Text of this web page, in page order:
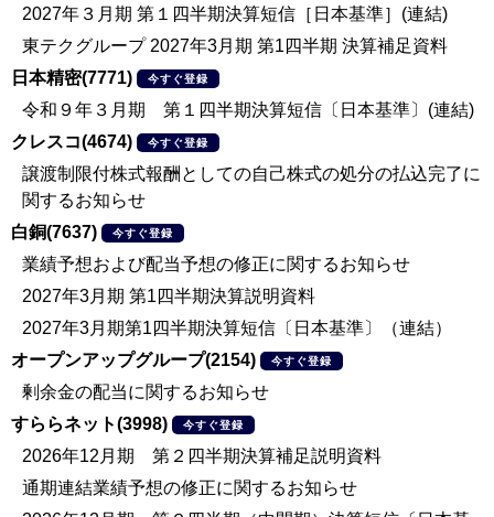
2027年３月期 第１四半期決算短信［日本基準］(連結)
東テクグループ 2027年3月期 第1四半期 決算補足資料
日本精密(7771)
今すぐ登録
令和９年３月期 第１四半期決算短信〔日本基準〕(連結)
クレスコ(4674)
今すぐ登録
譲渡制限付株式報酬としての自己株式の処分の払込完了に
関するお知らせ
白銅(7637)
今すぐ登録
業績予想および配当予想の修正に関するお知らせ
2027年3月期 第1四半期決算説明資料
2027年3月期第1四半期決算短信〔日本基準〕（連結）
オープンアップグループ(2154)
今すぐ登録
剰余金の配当に関するお知らせ
すららネット(3998)
今すぐ登録
2026年12月期 第２四半期決算補足説明資料
通期連結業績予想の修正に関するお知らせ